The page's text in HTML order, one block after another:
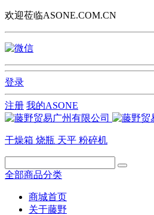
欢迎莅临ASONE.COM.CN
登录
注册 我的ASONE
干燥箱 烧瓶 天平 粉碎机
全部商品分类
商城首页
关于藤野